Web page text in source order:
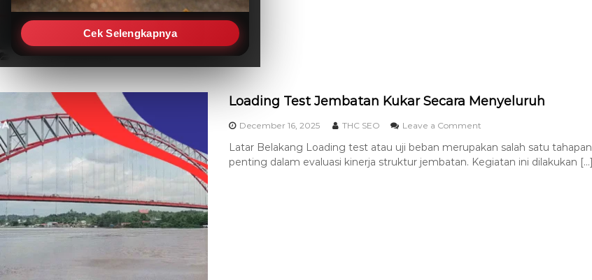
Cek Selengkapnya
Projects
Loading Test Jembatan Kukar Secara Menyeluruh
December 16, 2025 THC SEO Leave a Comment
Latar Belakang Loading test atau uji beban merupakan salah satu tahapan
penting dalam evaluasi kinerja struktur jembatan. Kegiatan ini dilakukan […]